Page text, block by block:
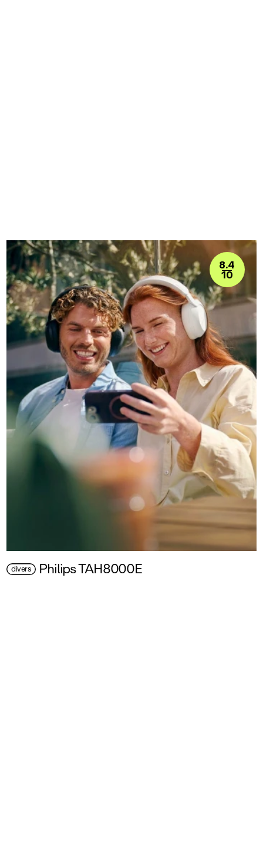
divers Philips TAH8000E
8.4
10